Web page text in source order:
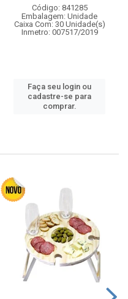
Código: 841285
Embalagem: Unidade
Caixa Com: 30 Unidade(s)
Inmetro: 007517/2019
Faça seu login ou
cadastre-se para
comprar.